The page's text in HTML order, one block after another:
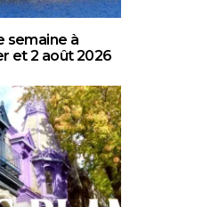
semaine à
et 2 août 2026